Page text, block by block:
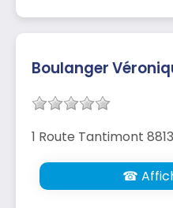
Boulanger
1 Route Tantimont
☎